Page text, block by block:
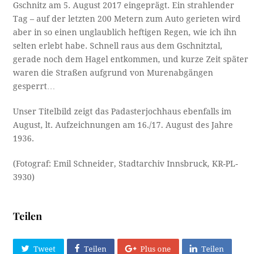
Gschnitz am 5. August 2017 eingeprägt. Ein strahlender
Tag – auf der letzten 200 Metern zum Auto gerieten wird
aber in so einen unglaublich heftigen Regen, wie ich ihn
selten erlebt habe. Schnell raus aus dem Gschnitztal,
gerade noch dem Hagel entkommen, und kurze Zeit später
waren die Straßen aufgrund von Murenabgängen
gesperrt…
Unser Titelbild zeigt das Padasterjochhaus ebenfalls im
August, lt. Aufzeichnungen am 16./17. August des Jahre
1936.
(Fotograf: Emil Schneider, Stadtarchiv Innsbruck, KR-PL-
3930)
Teilen
Tweet Teilen Plus one Teilen